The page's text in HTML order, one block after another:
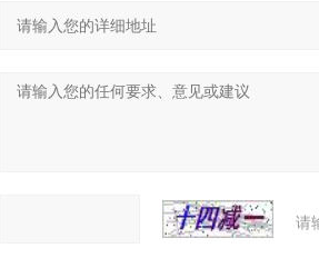
请